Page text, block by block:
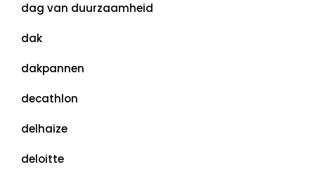
dag van duurzaamheid
dak
dakpannen
decathlon
delhaize
deloitte